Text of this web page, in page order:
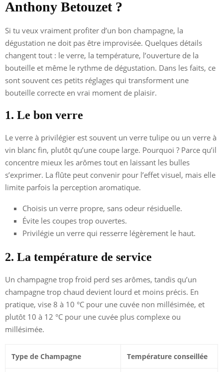
Anthony Betouzet ?
Si tu veux vraiment profiter d’un bon champagne, la
dégustation ne doit pas être improvisée. Quelques détails
changent tout : le verre, la température, l’ouverture de la
bouteille et même le rythme de dégustation. Dans les faits, ce
sont souvent ces petits réglages qui transforment une
bouteille correcte en vrai moment de plaisir.
1. Le bon verre
Le verre à privilégier est souvent un verre tulipe ou un verre à
vin blanc fin, plutôt qu’une coupe large. Pourquoi ? Parce qu’il
concentre mieux les arômes tout en laissant les bulles
s’exprimer. La flûte peut convenir pour l’effet visuel, mais elle
limite parfois la perception aromatique.
Choisis un verre propre, sans odeur résiduelle.
Évite les coupes trop ouvertes.
Privilégie un verre qui resserre légèrement le haut.
2. La température de service
Un champagne trop froid perd ses arômes, tandis qu’un
champagne trop chaud devient lourd et moins précis. En
pratique, vise 8 à 10 °C pour une cuvée non millésimée, et
plutôt 10 à 12 °C pour une cuvée plus complexe ou
millésimée.
Type de Champagne Température conseillée